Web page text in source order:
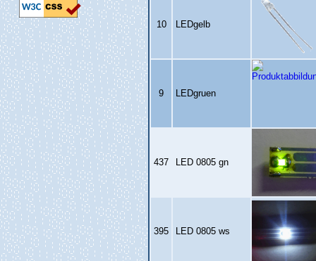
10 LEDgelb
9 LEDgruen
437 LED 0805 gn
395 LED 0805 ws